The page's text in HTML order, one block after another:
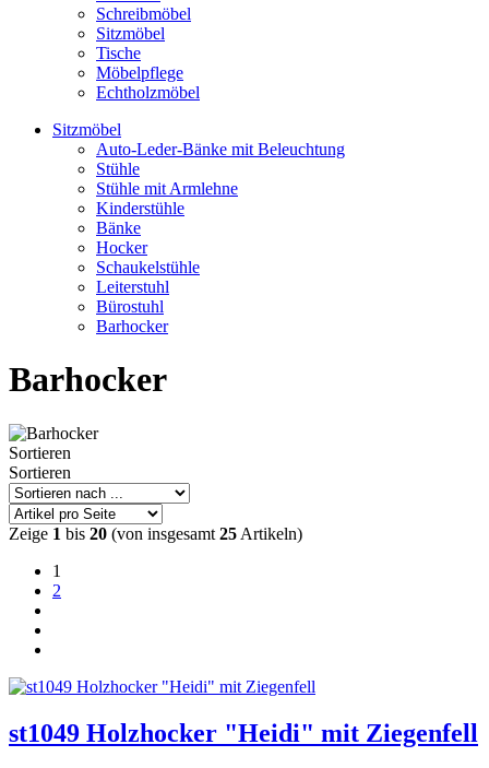
Schreibmöbel
Sitzmöbel
Tische
Möbelpflege
Echtholzmöbel
Sitzmöbel
Auto-Leder-Bänke mit Beleuchtung
Stühle
Stühle mit Armlehne
Kinderstühle
Bänke
Hocker
Schaukelstühle
Leiterstuhl
Bürostuhl
Barhocker
Barhocker
Sortieren
Sortieren
Zeige 1 bis 20 (von insgesamt 25 Artikeln)
1
2
st1049 Holzhocker "Heidi" mit Ziegenfell